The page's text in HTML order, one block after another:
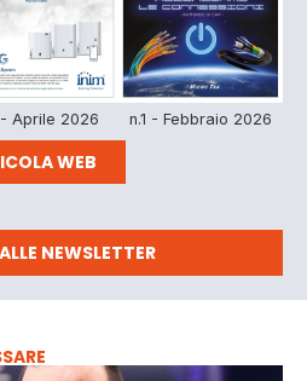
Aprile 2026 n.1 - Febbraio 2026
WEB
NEWSLETTER